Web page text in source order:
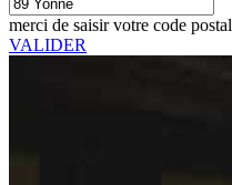
merci de saisir votre code postal
VALIDER